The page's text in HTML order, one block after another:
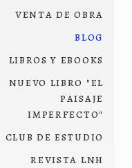
venta de obra
blog
libros y ebooks
nuevo libro "el
paisaje
imperfecto"
club de estudio
revista lnh